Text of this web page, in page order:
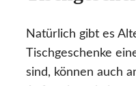
Natürlich gibt es
Tischgeschenke
sind, können auch